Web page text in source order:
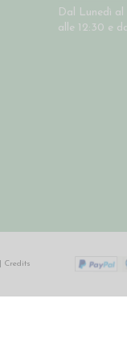
Dal Lunedì al
alle 12:30 e
Credits